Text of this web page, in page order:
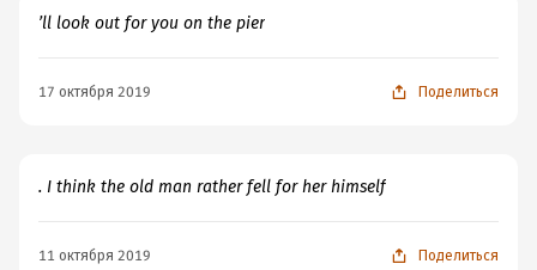
’ll look out for you on the pier
17 октября 2019 Поделиться
. I think the old man rather fell for her himself
11 октября 2019 Поделиться